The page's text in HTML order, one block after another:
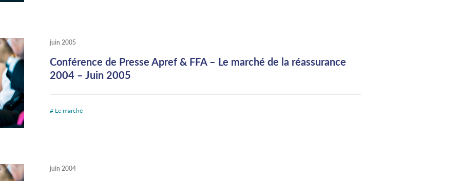
juin 2005
Conférence de Presse Apref & FFA – Le marché de la réassurance
2004 – Juin 2005
# Le marché
juin 2004